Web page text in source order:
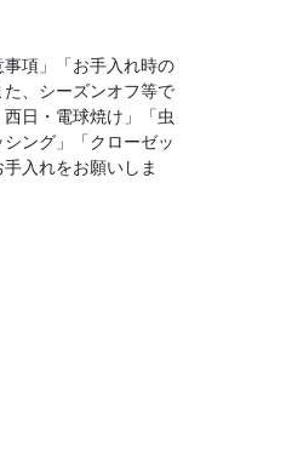
項」「お手入れ時の
、シーズンオフ等で
日・電球焼け」「虫
ング」「クローゼッ
入れをお願いしま